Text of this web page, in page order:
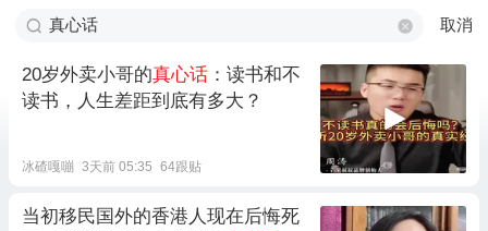
取消
20岁外卖小哥的真心话 ：读书和不
读书，人生差距到底有多大？
冰碴嘎嘣 3天前 05:35 64跟贴
当初移民国外的香港人现在后悔死